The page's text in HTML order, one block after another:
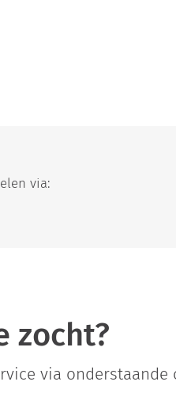
via:
zocht?
via onderstaande